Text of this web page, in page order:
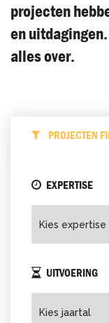
projecten
en
alles over.
PROJECTEN
EXPERTISE
UITVOERING